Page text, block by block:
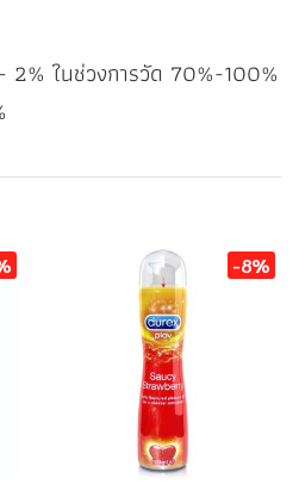
ในช่วงการวัด 70%-100%
-8%